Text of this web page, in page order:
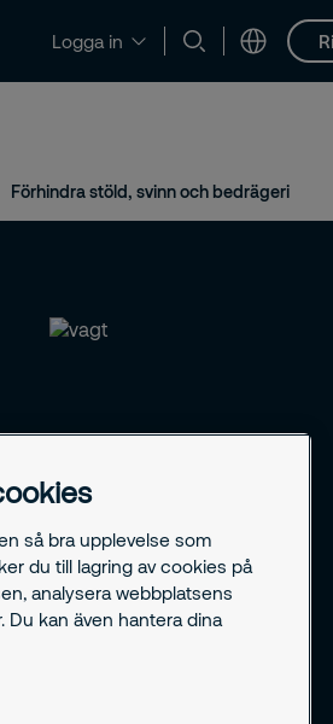
Logga in
och support Karriär
Förhindra stöld, svinn och bedrägeri
så bra upplevelse som
du till lagring av cookies på
analysera webbplatsens
Du kan även hantera dina